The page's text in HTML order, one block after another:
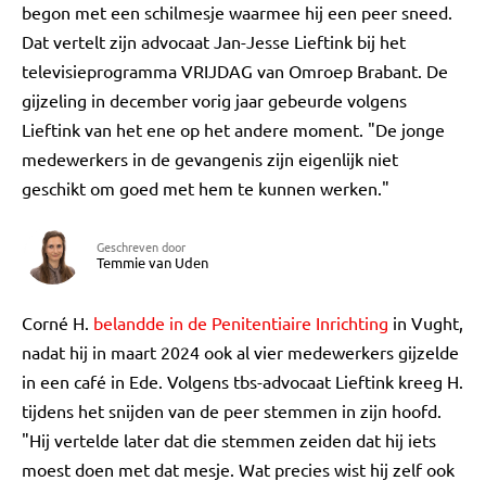
begon met een schilmesje waarmee hij een peer sneed.
Dat vertelt zijn advocaat Jan-Jesse Lieftink bij het
televisieprogramma VRIJDAG van Omroep Brabant. De
gijzeling in december vorig jaar gebeurde volgens
Lieftink van het ene op het andere moment. "De jonge
medewerkers in de gevangenis zijn eigenlijk niet
geschikt om goed met hem te kunnen werken."
Geschreven door
Temmie van Uden
Corné H. belandde in de Penitentiaire Inrichting in Vught,
nadat hij in maart 2024 ook al vier medewerkers gijzelde
in een café in Ede. Volgens tbs-advocaat Lieftink kreeg H.
tijdens het snijden van de peer stemmen in zijn hoofd.
"Hij vertelde later dat die stemmen zeiden dat hij iets
moest doen met dat mesje. Wat precies wist hij zelf ook